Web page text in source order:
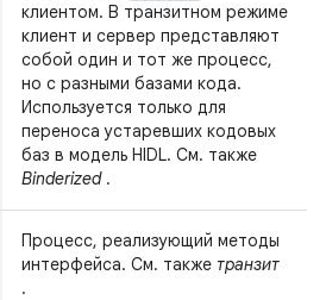
клиентом. В транзитном режиме
клиент и сервер представляют
собой один и тот же процесс,
но с разными базами кода.
Используется только для
переноса устаревших кодовых
баз в модель HIDL. См. также
Binderized.
Процесс, реализующий методы
интерфейса. См. также транзит
.